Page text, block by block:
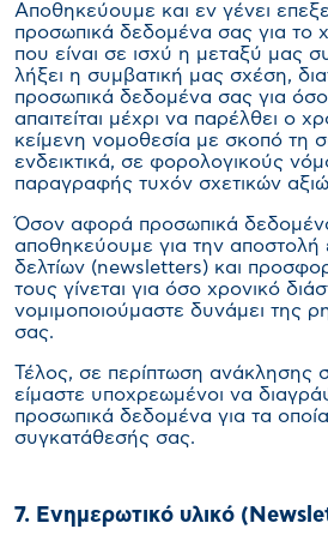
Αποθηκεύουμε και εν γένει
προσωπικά δεδομένα σας για το
που είναι σε ισχύ η μεταξύ μας
λήξει η συμβατική μας σχέση,
προσωπικά δεδομένα σας για
απαιτείται μέχρι να παρέλθει ο
κείμενη νομοθεσία με σκοπό τη
ενδεικτικά, σε φορολογικούς
παραγραφής τυχόν σχετικών
Όσον αφορά προσωπικά
αποθηκεύουμε για την αποστολή
δελτίων (newsletters) και
τους γίνεται για όσο χρονικό
νομιμοποιούμαστε δυνάμει της
σας.
Τέλος, σε περίπτωση ανάκλησης
είμαστε υποχρεωμένοι να
προσωπικά δεδομένα για τα
συγκατάθεσής σας.
7. Ενημερωτικό υλικό